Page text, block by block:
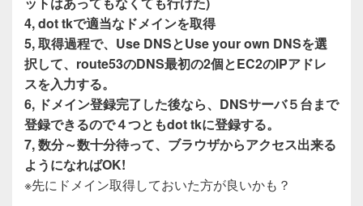
4, dot tkで適当なドメインを取得
5, 取得過程で、Use DNSとUse your own DNSを選
択して、route53のDNS最初の2個とEC2のIPアドレ
スを入力する。
6, ドメイン登録完了した後なら、DNSサーバ５台まで
登録できるので４つともdot tkに登録する。
7, 数分～数十分待って、ブラウザからアクセス出来る
ようになればOK!
※先にドメイン取得しておいた方が良いかも？